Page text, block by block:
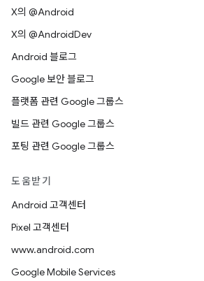
X의 @Android
X의 @AndroidDev
Android 블로그
Google 보안 블로그
플랫폼 관련 Google 그룹스
빌드 관련 Google 그룹스
포팅 관련 Google 그룹스
도움받기
Android 고객센터
Pixel 고객센터
www.android.com
Google Mobile Services